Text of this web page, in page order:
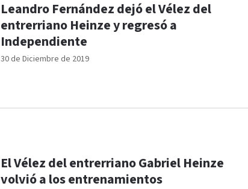
30 de Diciembre de 2019
Leandro Fernández dejó el Vélez del
entrerriano Heinze y regresó a
Independiente
El Vélez del entrerriano Gabriel Heinze
volvió a los entrenamientos